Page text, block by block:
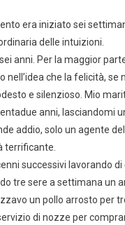
era iniziato sei
delle intuizioni.
anni. Per la maggior
nell’idea che la felicità, se
e silenzioso. Mio
anni, lasciandomi
addio, solo un agente
terrificante.
successivi lavorando
tre sere a settimana un
un pollo arrosto per
di nozze per